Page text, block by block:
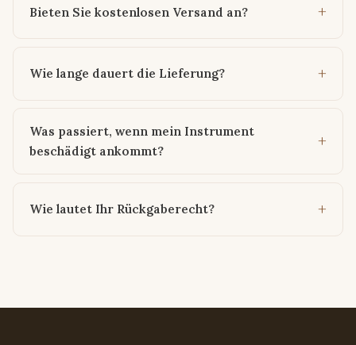
Bieten Sie kostenlosen Versand an?
Wie lange dauert die Lieferung?
Was passiert, wenn mein Instrument
beschädigt ankommt?
Wie lautet Ihr Rückgaberecht?